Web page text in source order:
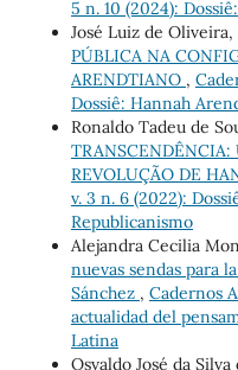
5 n. 10 (2024):
José Luiz de Oliveira,
PÚBLICA NA
ARENDTIANO ,
Dossiê: Hannah
Ronaldo Tadeu de
TRANSCENDÊNCIA:
REVOLUÇÃO DE
v. 3 n. 6 (2022):
Republicanismo
Alejandra Cecilia
nuevas sendas para
Sánchez , Cadernos
actualidad del
Latina
Osvaldo José da Silva